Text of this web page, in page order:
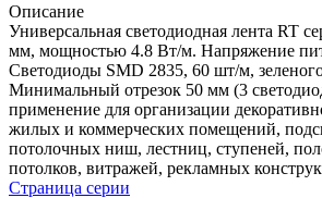
Описание
Универсальная светодиодная лента RT
мм, мощностью 4.8 Вт/м. Напряжение
Светодиоды SMD 2835, 60 шт/м,
Минимальный отрезок 50 мм (3
применение для организации
жилых и коммерческих помещений,
потолочных ниш, лестниц, ступеней,
потолков, витражей, рекламных
Страница серии